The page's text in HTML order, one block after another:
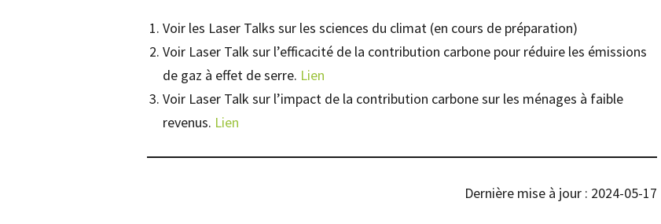
Voir les Laser Talks sur les sciences du climat (en cours de préparation)
Voir Laser Talk sur l’efficacité de la contribution carbone pour réduire les émissions
de gaz à effet de serre. Lien
Voir Laser Talk sur l’impact de la contribution carbone sur les ménages à faible
revenus. Lien
Dernière mise à jour : 2024-05-17